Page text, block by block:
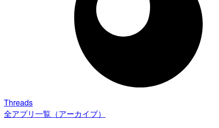
Threads
全アプリ一覧（アーカイブ）